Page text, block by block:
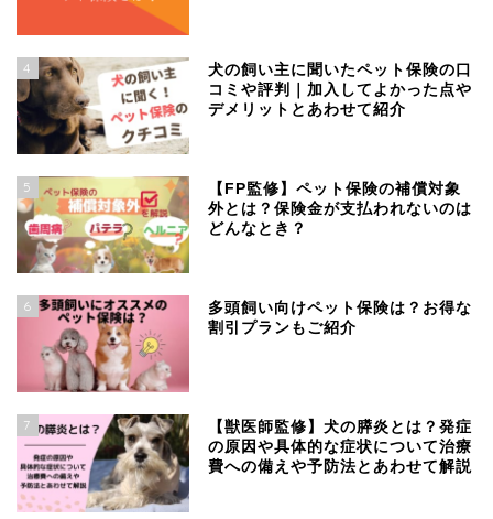
4
犬の飼い主に聞いたペット保険の口
コミや評判｜加入してよかった点や
デメリットとあわせて紹介
5
【FP監修】ペット保険の補償対象
外とは？保険金が支払われないのは
どんなとき？
6
多頭飼い向けペット保険は？お得な
割引プランもご紹介
7
【獣医師監修】犬の膵炎とは？発症
の原因や具体的な症状について治療
費への備えや予防法とあわせて解説